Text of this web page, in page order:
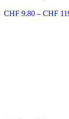
CHF 9.80 – CHF